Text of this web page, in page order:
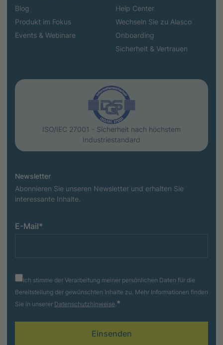
Blog
Produkt im Fokus
Events & Webinare
Help Center
Wechseln Sie zu Alasco
Onboarding
Sicherheit & Vertrauen
ISO/IEC 27001 - Sicherheit nach höchstem
Industriestandard
Newsletter
Abonnieren Sie unseren Newsletter und erhalten Sie
interessante Inhalte.
E-Mail*
Ich stimme der Verarbeitung meiner persönlichen Daten für die
Bereitstellung der gewünschten Inhalte zu. Mehr Informationen finden
Sie in unserer Datenschutzhinweise.*